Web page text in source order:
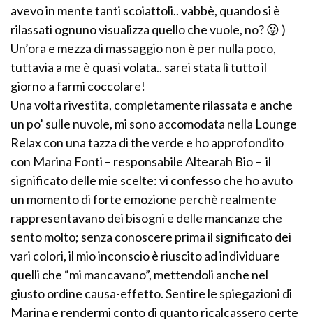
avevo in mente tanti scoiattoli.. vabbè, quando si è
rilassati ognuno visualizza quello che vuole, no? 😛 )
Un’ora e mezza di massaggio non è per nulla poco,
tuttavia a me è quasi volata.. sarei stata lì tutto il
giorno a farmi coccolare!
Una volta rivestita, completamente rilassata e anche
un po’ sulle nuvole, mi sono accomodata nella Lounge
Relax con una tazza di the verde e ho approfondito
con Marina Fonti – responsabile Altearah Bio – il
significato delle mie scelte: vi confesso che ho avuto
un momento di forte emozione perchè realmente
rappresentavano dei bisogni e delle mancanze che
sento molto; senza conoscere prima il significato dei
vari colori, il mio inconscio è riuscito ad individuare
quelli che “mi mancavano”, mettendoli anche nel
giusto ordine causa-effetto. Sentire le spiegazioni di
Marina e rendermi conto di quanto ricalcassero certe